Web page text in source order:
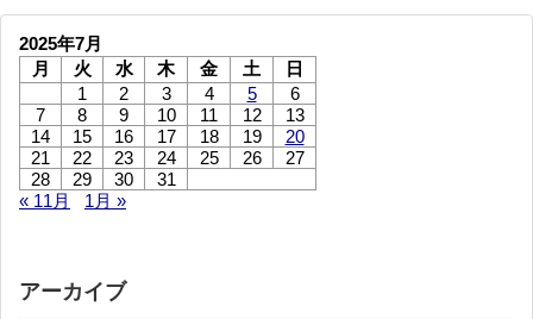
2025年7月
月
火 水 木 金 土
日
1
2 3 4 5
6
7
8 9 10 11 12
13
14
15 16 17 18 19
20
21
22 23 24 25 26
27
28
29 30
31
« 11月
1月 »
アーカイブ